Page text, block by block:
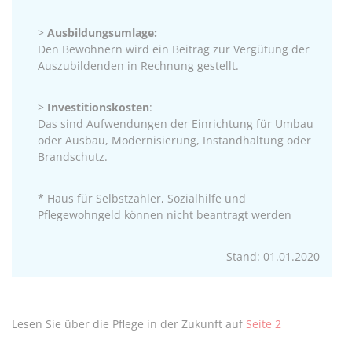
> Ausbildungsumlage:
Den Bewohnern wird ein Beitrag zur Vergütung der
Auszubildenden in Rechnung gestellt.
> Investitionskosten:
Das sind Aufwendungen der Einrichtung für Umbau
oder Ausbau, Modernisierung, Instandhaltung oder
Brandschutz.
* Haus für Selbstzahler, Sozialhilfe und
Pflegewohngeld können nicht beantragt werden
Stand: 01.01.2020
Lesen Sie über die Pflege in der Zukunft auf Seite 2